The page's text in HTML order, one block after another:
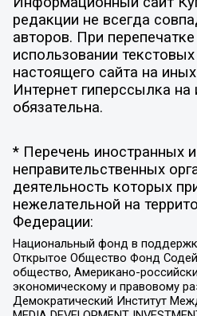
редакции не всегда
авторов. При
использовании
настоящего сайта на
Интернет гиперссылка на
обязательна.
* Перечень иностранных
неправительственных
деятельность которых
нежелательной на
Федерации:
Национальный фонд в
Открытое Общество Фонд
общество, Американо-
экономическому и правовому
Демократический Институт